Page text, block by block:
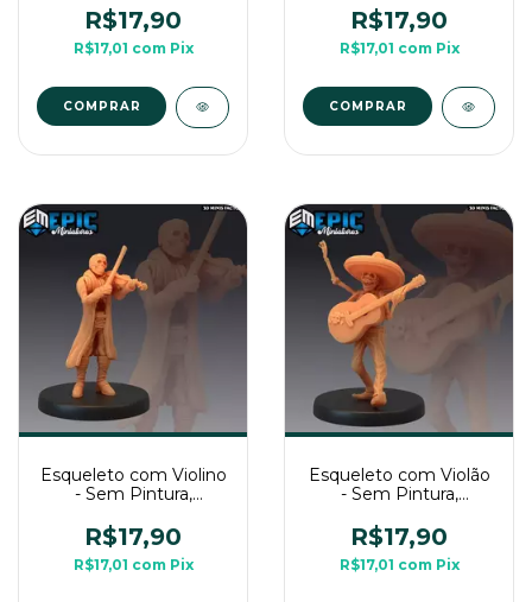
Mesa
R$17,90
R$17,01 com Pix
COMPRAR
Para Rpg de Mesa
R$17,90
R$17,01 com Pix
COMPRAR
Esqueleto com Violino
- Sem Pintura,
Para Rpg de Mesa
R$17,90
R$17,01 com Pix
Esqueleto com Violão
- Sem Pintura,
Para Rpg de Mesa
R$17,90
R$17,01 com Pix